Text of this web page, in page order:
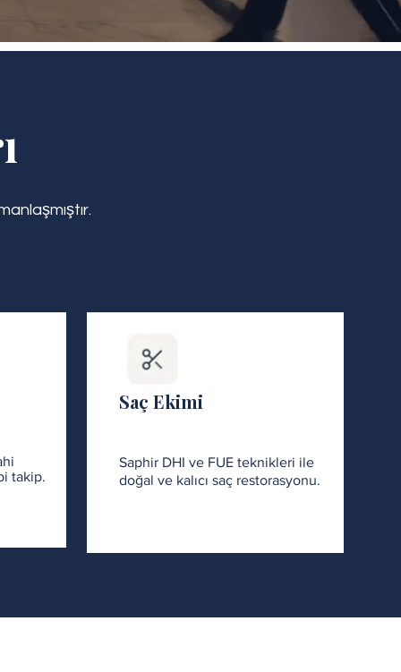
takip.
Saç Ekimi
Saphir DHI ve FUE teknikleri ile
doğal ve kalıcı saç restorasyonu.